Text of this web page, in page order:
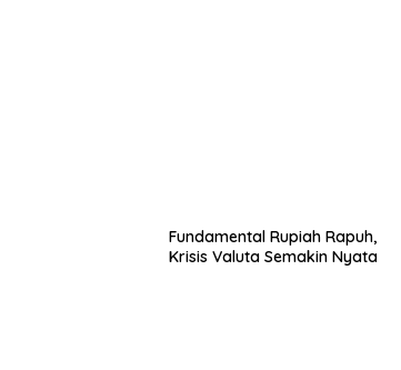
Fundamental Rupiah Rapuh,
Krisis Valuta Semakin Nyata